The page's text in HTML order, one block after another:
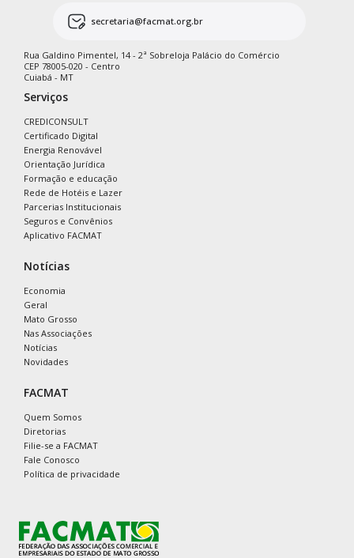
secretaria@facmat.org.br
Rua Galdino Pimentel, 14 - 2ª Sobreloja Palácio do Comércio
CEP 78005-020 - Centro
Cuiabá - MT
Serviços
CREDICONSULT
Certificado Digital
Energia Renovável
Orientação Jurídica
Formação e educação
Rede de Hotéis e Lazer
Parcerias Institucionais
Seguros e Convênios
Aplicativo FACMAT
Notícias
Economia
Geral
Mato Grosso
Nas Associações
Notícias
Novidades
FACMAT
Quem Somos
Diretorias
Filie-se a FACMAT
Fale Conosco
Política de privacidade